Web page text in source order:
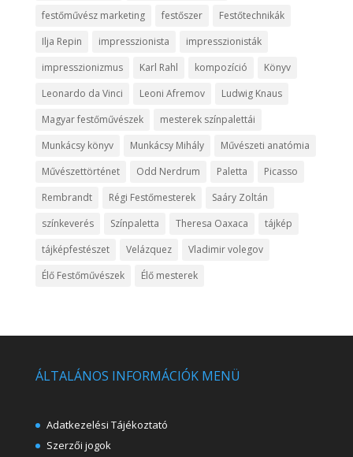
festőművész marketing
festőszer
Festőtechnikák
Ilja Repin
impresszionista
impresszionisták
impresszionizmus
Karl Rahl kompozíció
Könyv
Leonardo da Vinci
Leoni Afremov
Ludwig Knaus
Magyar festőművészek
mesterek színpalettái
Munkácsy könyv
Munkácsy Mihály
Művészeti anatómia
Művészettörténet
Odd Nerdrum Paletta
Picasso
Rembrandt
Régi Festőmesterek
Saáry Zoltán
színkeverés
Színpaletta Theresa Oaxaca
tájkép
tájképfestészet
Velázquez
Vladimir volegov
Élő Festőművészek
Élő mesterek
ÁLTALÁNOS INFORMÁCIÓK MENÜ
Adatkezelési Tájékoztató
Szerzői jogok